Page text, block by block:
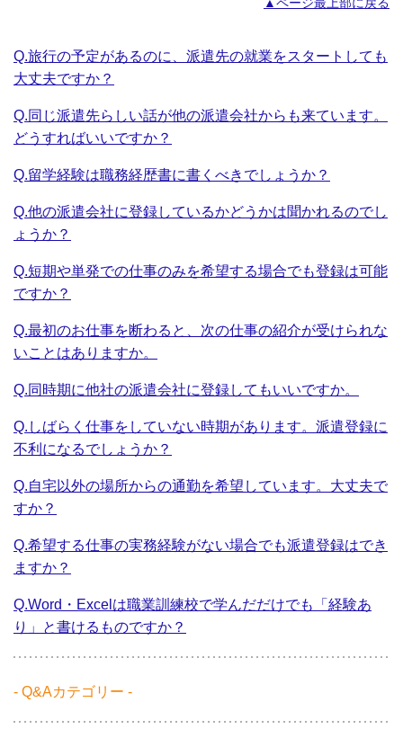
Q.旅行の予定があるのに、派遣先の就業をスタートしても
大丈夫ですか？
Q.同じ派遣先らしい話が他の派遣会社からも来ています。
どうすればいいですか？
Q.留学経験は職務経歴書に書くべきでしょうか？
Q.他の派遣会社に登録しているかどうかは聞かれるのでし
ょうか？
Q.短期や単発での仕事のみを希望する場合でも登録は可能
ですか？
Q.最初のお仕事を断わると、次の仕事の紹介が受けられな
いことはありますか。
Q.同時期に他社の派遣会社に登録してもいいですか。
Q.しばらく仕事をしていない時期があります。派遣登録に
不利になるでしょうか？
Q.自宅以外の場所からの通勤を希望しています。大丈夫で
すか？
Q.希望する仕事の実務経験がない場合でも派遣登録はでき
ますか？
Q.Word・Excelは職業訓練校で学んだだけでも「経験あ
り」と書けるものですか？
- Q&Aカテゴリー -